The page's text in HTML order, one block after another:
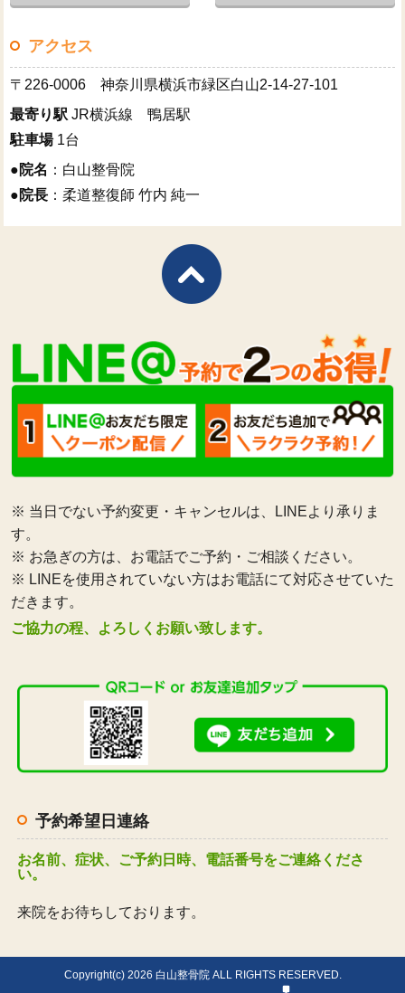
アクセス
〒226-0006 神奈川県横浜市緑区白山2-14-27-101
最寄り駅 JR横浜線 鴨居駅
駐車場1台
●院名 ：白山整骨院
●院長 ：柔道整復師 竹内 純一
※ 当日でない予約変更・キャンセルは、LINEより承りま
す。
※ お急ぎの方は、お電話でご予約・ご相談ください。
※ LINEを使用されていない方はお電話にて対応させていた
だきます。
ご協力の程、よろしくお願い致します。
予約希望日連絡
お名前、症状、ご予約日時、電話番号をご連絡くださ
い。
来院をお待ちしております。
Copyright(c) 2026 白山整骨院 ALL RIGHTS RESERVED.